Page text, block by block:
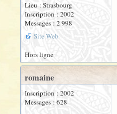
Lieu : Strasbourg
Inscription : 2002
Messages : 2 998
Site Web
Hors ligne
romaine
Inscription : 2002
Messages : 628